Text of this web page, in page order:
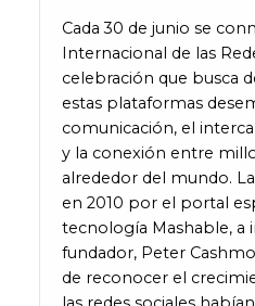
Cada 30 de junio se
Internacional de las
celebración que busca
estas plataformas
comunicación, el
y la conexión entre
alrededor del mundo.
en 2010 por el portal
tecnología Mashable, a
fundador, Peter
de reconocer el